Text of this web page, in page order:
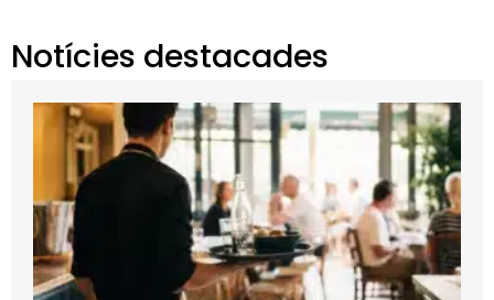
Notícies destacades